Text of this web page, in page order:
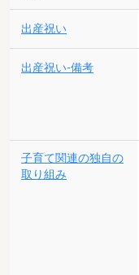
出産祝い
出産祝い-備考
子育て関連の独自の
取り組み